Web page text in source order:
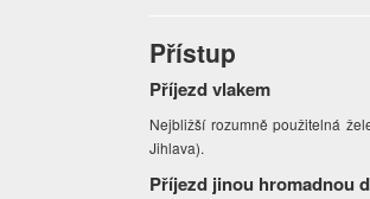
Přístup
Příjezd vlakem
Nejbližší rozumně použitelná
Jihlava).
Příjezd jinou hromadnou